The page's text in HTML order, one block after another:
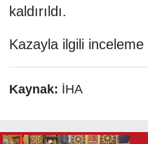
kaldırıldı.
Kazayla ilgili inceleme
Kaynak: İHA